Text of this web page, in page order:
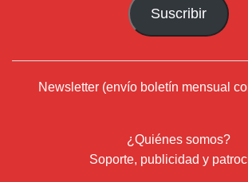
Suscribir
Newsletter (envío boletín mensual
¿Quiénes somos?
Soporte, publicidad y